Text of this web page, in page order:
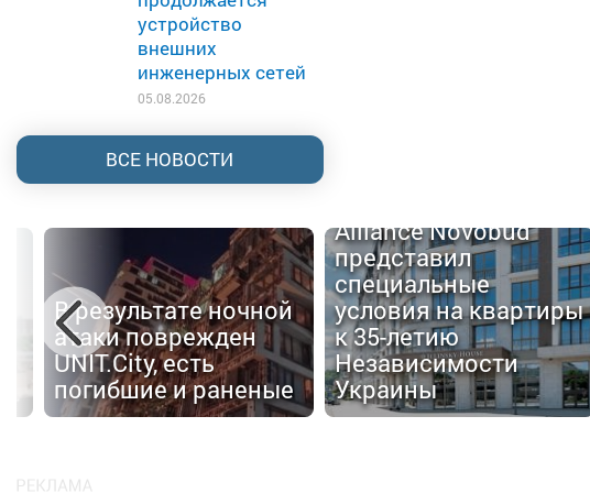
устройство
внешних
инженерных сетей
05.08.2026
ВСЕ НОВОСТИ
В результате ночной
атаки поврежден
UNIT.City, есть
погибшие и раненые
Alliance Novobud
представил
специальные
условия на квартиры
к 35-летию
Независимости
Украины